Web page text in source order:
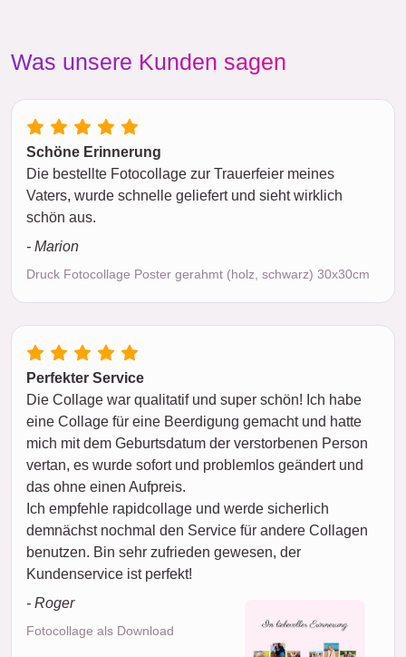
Was unsere Kunden sagen
Schöne Erinnerung
Die bestellte Fotocollage zur Trauerfeier meines
Vaters, wurde schnelle geliefert und sieht wirklich
schön aus.
- Marion
Druck Fotocollage Poster gerahmt (holz, schwarz) 30x30cm
Perfekter Service
Die Collage war qualitatif und super schön! Ich habe
eine Collage für eine Beerdigung gemacht und hatte
mich mit dem Geburtsdatum der verstorbenen Person
vertan, es wurde sofort und problemlos geändert und
das ohne einen Aufpreis.
Ich empfehle rapidcollage und werde sicherlich
demnächst nochmal den Service für andere Collagen
benutzen. Bin sehr zufrieden gewesen, der
Kundenservice ist perfekt!
- Roger
Fotocollage als Download